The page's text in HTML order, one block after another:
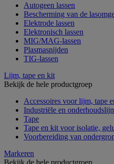
Autogeen lassen
Bescherming van de
Elektrode lassen
Elektronisch lassen
MIG/MAG-lassen
Plasmasnijden
TIG-lassen
Lijm, tape en kit
Bekijk de hele productgroep
Accessoires voor lijm, tape
Industriële en
Tape
Tape en kit voor isolatie,
Voorbereiding van
Markeren
Bekijk de hele productgroep